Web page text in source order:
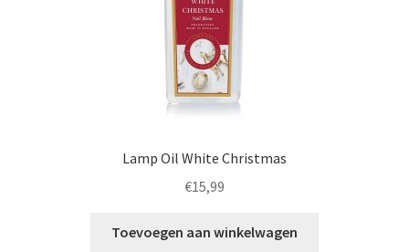
Lamp Oil White Christmas
€15,99
Toevoegen aan winkelwagen